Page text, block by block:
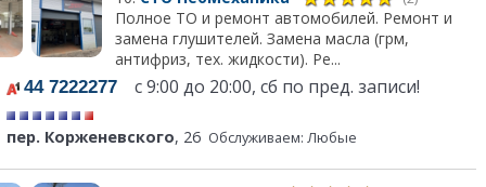
Полное ТО и ремонт автомобилей. Ремонт и
замена глушителей. Замена масла (грм,
антифриз, тех. жидкости). Ре...
44 7222277 с 9:00 до 20:00, сб по пред. записи!
пер. Корженевского, 26 Обслуживаем: Любые